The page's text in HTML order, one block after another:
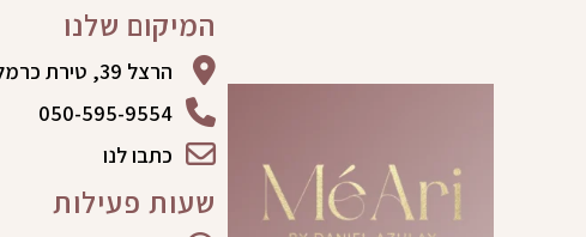
המיקום שלנו
הרצל 39, טירת כרמל
050-595-9554
כתבו לנו
שעות פעילות